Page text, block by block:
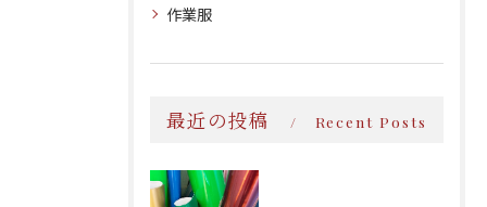
作業服
最近の投稿 Recent Posts